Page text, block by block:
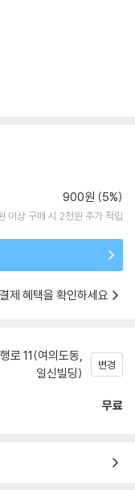
900원 (5%)
이상 구매 시 2천원 추가 적립
제 혜택을 확인하세요
로 11(여의도동,
일신빌딩)
변경
무료